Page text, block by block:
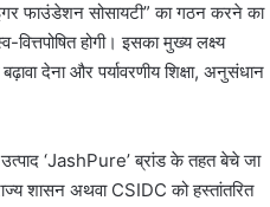
फाउंडेशन सोसायटी” का गठन करने का
होगी। इसका मुख्य लक्ष्य
देना और पर्यावरणीय शिक्षा, अनुसंधान
उत्पाद ‘JashPure’ ब्रांड के तहत बेचे जा
शासन अथवा CSIDC को हस्तांतरित